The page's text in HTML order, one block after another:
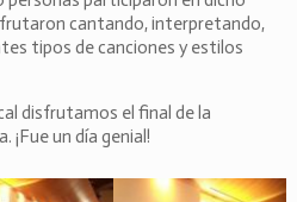
cantando, interpretando,
tipos de canciones y estilos
disfrutamos el final de la
¡Fue un día genial!